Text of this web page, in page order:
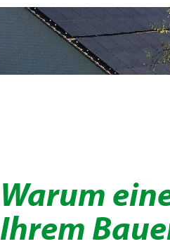
Warum
Ihrem